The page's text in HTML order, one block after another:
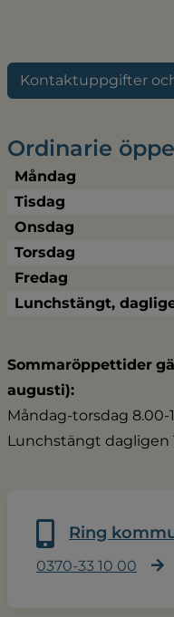
Kontaktuppgifter
Ordinarie
Måndag
Tisdag
Onsdag
Torsdag
Fredag
Lunchstängt,
Sommaröppettider
augusti):
Måndag-torsdag 8.00-
Lunchstängt dagligen
Ring
0370-33 10 00